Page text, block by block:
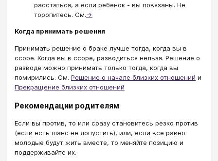
расстаться, а если ребенок - вы повязаны. Не
торопитесь. См.→
Когда принимать решения
Принимать решение о браке лучше тогда, когда вы в
ссоре. Когда вы в ссоре, разводиться нельзя. Решение о
разводе можно принимать только тогда, когда вы
помирились. См. Решение о начале близких отношений и
Прекращение близких отношений
Рекомендации родителям
Если вы против, то или сразу становитесь резко против
(если есть шанс не допустить), или, если все равно
молодые будут жить вместе, то меняйте позицию и
поддерживайте их.